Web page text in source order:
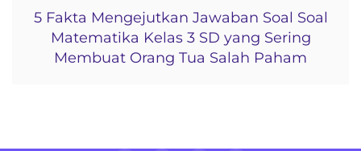
5 Fakta Mengejutkan Jawaban Soal Soal
Matematika Kelas 3 SD yang Sering
Membuat Orang Tua Salah Paham